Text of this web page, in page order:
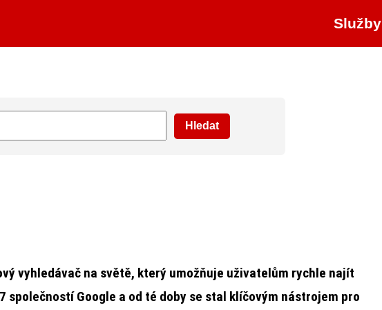
Služby
vyhledávač na světě, který umožňuje uživatelům rychle najít
společností Google a od té doby se stal klíčovým nástrojem pro